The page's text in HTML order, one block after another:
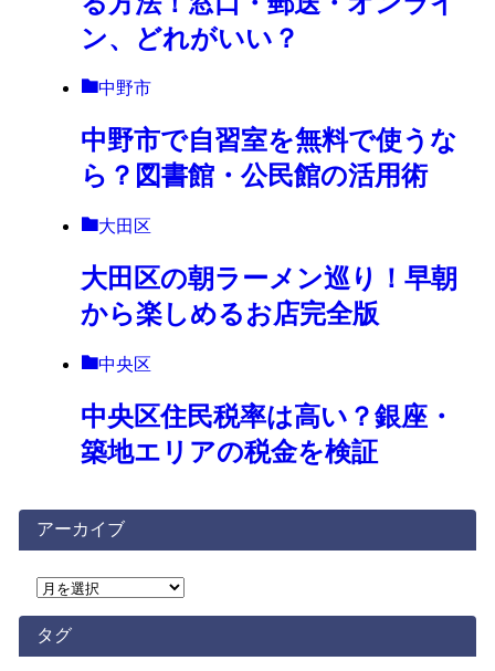
ン、どれがいい？
中野市
中野市で自習室を無料で使うな
ら？図書館・公民館の活用術
大田区
大田区の朝ラーメン巡り！早朝
から楽しめるお店完全版
中央区
中央区住民税率は高い？銀座・
築地エリアの税金を検証
アーカイブ
ア
カ
イ
タグ